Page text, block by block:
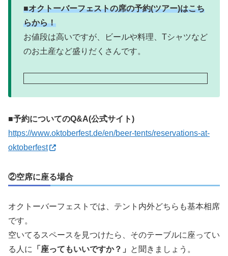
■オクトーバーフェストの席の予約(ツアー)はこち
らから！
お値段は高いですが、ビールや料理、Tシャツなど
のお土産など盛りだくさんです。
■予約についてのQ&A(公式サイト)
https://www.oktoberfest.de/en/beer-tents/reservations-at-
oktoberfest
②空席に座る場合
オクトーバーフェストでは、テント内外どちらも基本相席
です。
空いてるスペースを見つけたら、そのテーブルに座ってい
る人に
「座ってもいいですか？」
と聞きましょう。